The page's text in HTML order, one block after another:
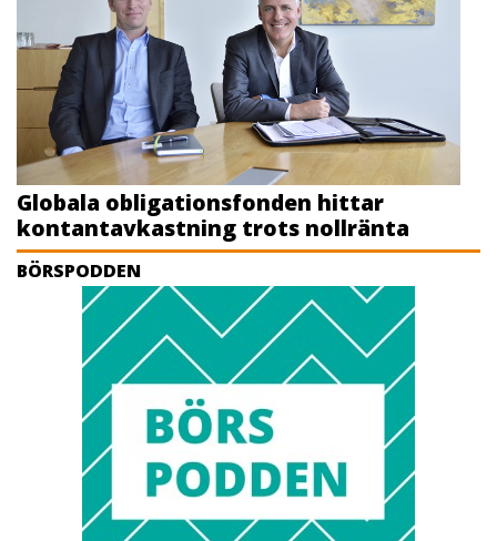
Globala obligationsfonden hittar
kontantavkastning trots nollränta
BÖRSPODDEN